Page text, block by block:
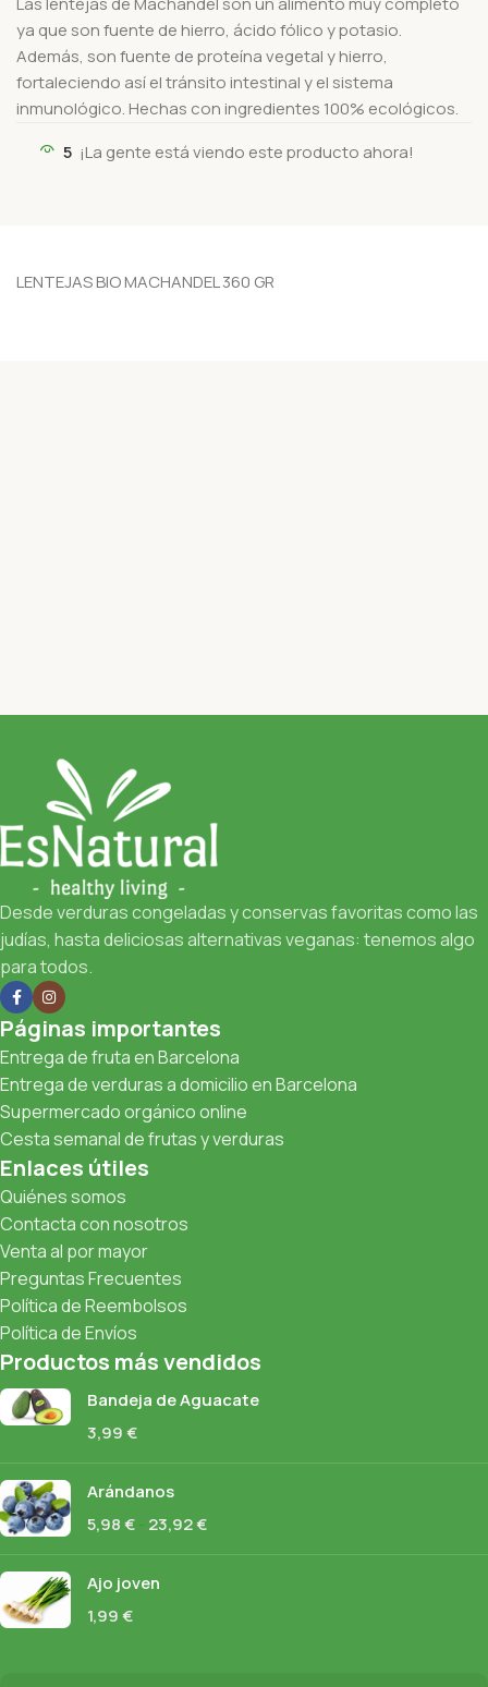
ya que son fuente de hierro, ácido fólico y potasio.
Además, son fuente de proteína vegetal y hierro,
fortaleciendo así el tránsito intestinal y el sistema
inmunológico. Hechas con ingredientes 100% ecológicos.
5 ¡La gente está viendo este producto ahora!
LENTEJAS BIO MACHANDEL 360 GR
Desde verduras congeladas y conservas favoritas como las
judías, hasta deliciosas alternativas veganas: tenemos algo
para todos.
Páginas importantes
Entrega de fruta en Barcelona
Entrega de verduras a domicilio en Barcelona
Supermercado orgánico online
Cesta semanal de frutas y verduras
Enlaces útiles
Quiénes somos
Contacta con nosotros
Venta al por mayor
Preguntas Frecuentes
Política de Reembolsos
Política de Envíos
Productos más vendidos
Bandeja de Aguacate
3,99€
Arándanos
5,98€ 23,92€
Ajo joven
1,99€